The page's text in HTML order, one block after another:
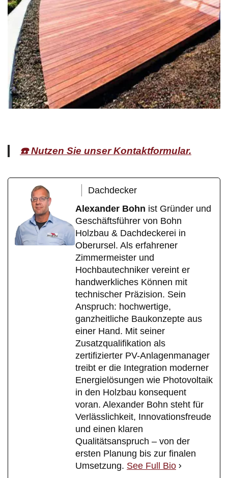
☎️ Nutzen Sie unser Kontaktformular.
Dachdecker
Alexander Bohn ist Gründer und
Geschäftsführer von Bohn
Holzbau & Dachdeckerei in
Oberursel. Als erfahrener
Zimmermeister und
Hochbautechniker vereint er
handwerkliches Können mit
technischer Präzision. Sein
Anspruch: hochwertige,
ganzheitliche Baukonzepte aus
einer Hand. Mit seiner
Zusatzqualifikation als
zertifizierter PV-Anlagenmanager
treibt er die Integration moderner
Energielösungen wie Photovoltaik
in den Holzbau konsequent
voran. Alexander Bohn steht für
Verlässlichkeit, Innovationsfreude
und einen klaren
Qualitätsanspruch – von der
ersten Planung bis zur finalen
Umsetzung. See Full Bio